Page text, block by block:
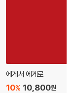
에게서 에게로
10,800원
10%